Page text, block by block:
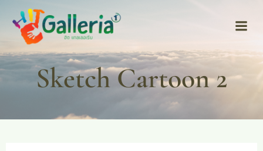
Sketch Cartoon 2